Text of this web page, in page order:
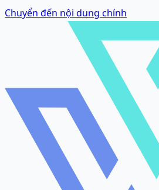
Chuyển đến nội dung chính